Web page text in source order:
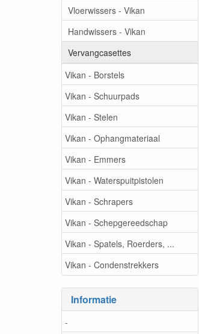
Vloerwissers - Vikan
Handwissers - Vikan
Vervangcasettes
Vikan - Borstels
Vikan - Schuurpads
Vikan - Stelen
Vikan - Ophangmateriaal
Vikan - Emmers
Vikan - Waterspuitpistolen
Vikan - Schrapers
Vikan - Schepgereedschap
Vikan - Spatels, Roerders, ...
Vikan - Condenstrekkers
Informatie
-